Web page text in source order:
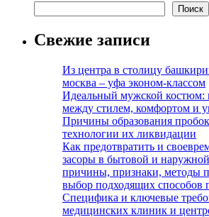
Поиск
Свежие записи
Из центра в столицу
москва – уфа эконом-классом
Идеальный мужской костюм:
между стилем, комфортом и
Причины образования
технологии их ликвидации
Как предотвратить и
засоры в бытовой и
причины, признаки, методы
выбор подходящих способов
Специфика и ключевые
медицинских клиник и